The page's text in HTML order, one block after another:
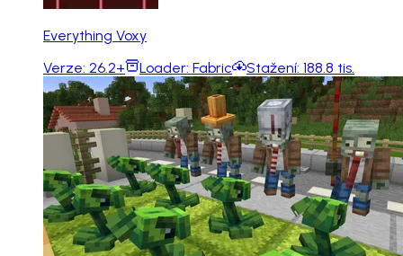
Everything Voxy
Verze: 26.2+ Loader: Fabric Stažení: 188.8 tis.